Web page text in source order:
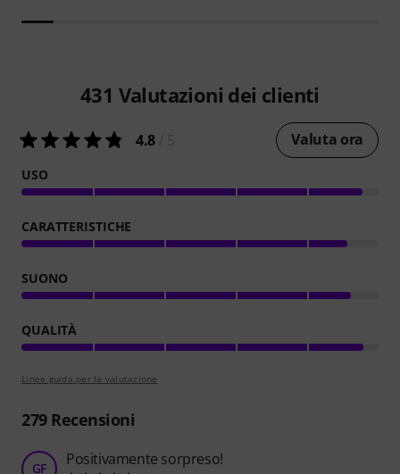
431 Valutazioni dei clienti
4.8 Valuta ora
USO
CARATTERISTICHE
SUONO
QUALITÀ
Linee guida per la valutazione
279Recensioni
GF Positivamente sorpreso!